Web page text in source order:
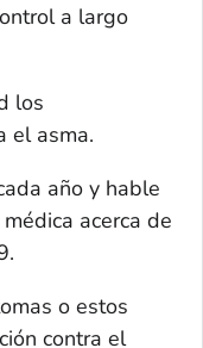
a largo
los
el asma.
año y hable
acerca de
o estos
contra el